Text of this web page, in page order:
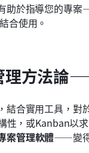
助於指導您的專
合使用。
理方法論
結合實用工具，
性，或Kanban以
案管理軟體——變